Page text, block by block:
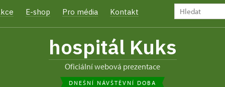
E-shop Pro média Kontakt
hospitál Kuks
oficiální webová prezentace
DNEŠNÍ NÁVŠTĚVNÍ DOBA